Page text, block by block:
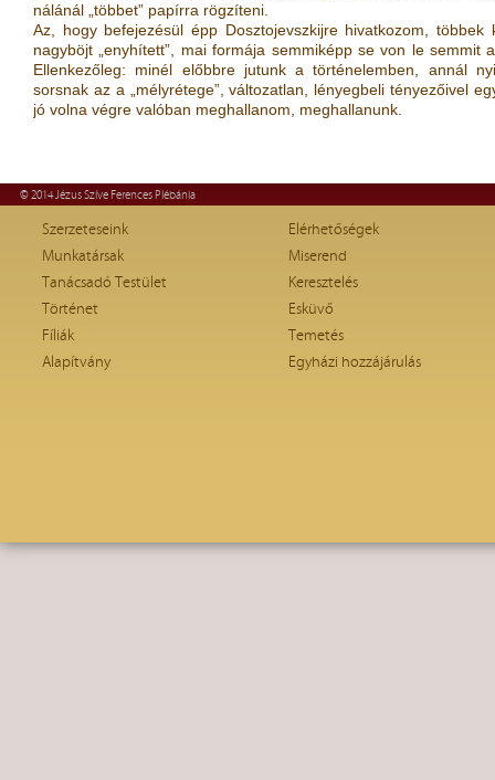
nálánál „többet” papírra rögzíteni.
Az, hogy befejezésül épp Dosztojevszkijre hivatkozom,
nagyböjt „enyhített”, mai formája semmiképp se von le semmit
Ellenkezőleg: minél előbbre jutunk a történelemben, annál
sorsnak az a „mélyrétege”, változatlan, lényegbeli tényezőivel
jó volna végre valóban meghallanom, meghallanunk.
© 2014 Jézus Szíve Ferences Plébánia
Szerzeteseink
Munkatársak
Tanácsadó Testület
Történet
Fíliák
Alapítvány
Elérhetőségek
Miserend
Keresztelés
Esküvő
Temetés
Egyházi hozzájárulás